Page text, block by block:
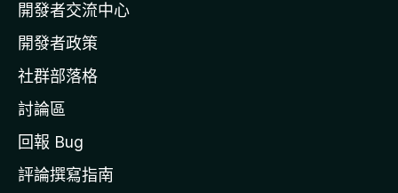
官
網
開發者交流中心
開發者政策
社群部落格
討論區
回報 Bug
評論撰寫指南